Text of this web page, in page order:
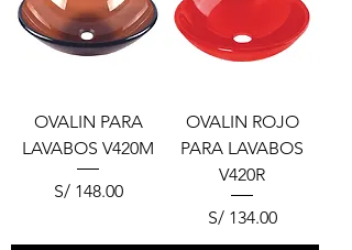
OVALIN PARA
LAVABOS V420M
Precio
S/ 148.00
OVALIN ROJO
PARA LAVABOS
V420R
Precio
S/ 134.00